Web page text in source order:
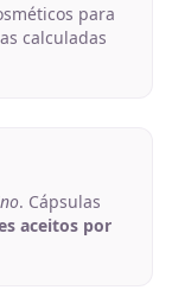
para
calculadas
. Cápsulas
aceitos por